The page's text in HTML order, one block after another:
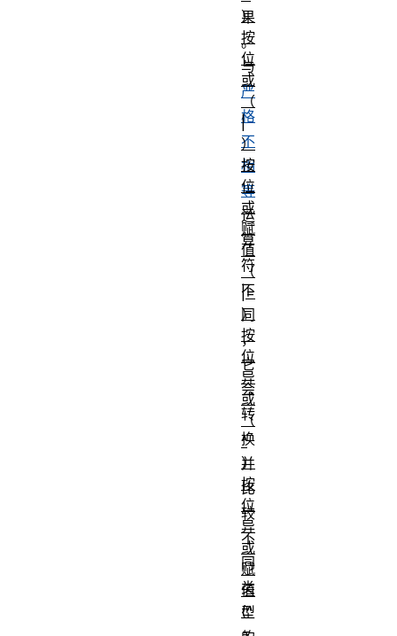
果
。
与
严
格
不
相
等
运
算
符
不
同
，
它
会
转
换
并
比
较
不
同
类
型
）
按
位
或
（
|
）
按
位
或
赋
值
（
|=
）
按
位
异
或
（
^
）
按
位
异
或
赋
值
(^
=